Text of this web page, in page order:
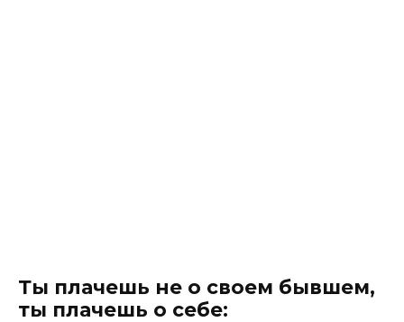
Ты плачешь не о своем бывшем,
ты плачешь о себе: